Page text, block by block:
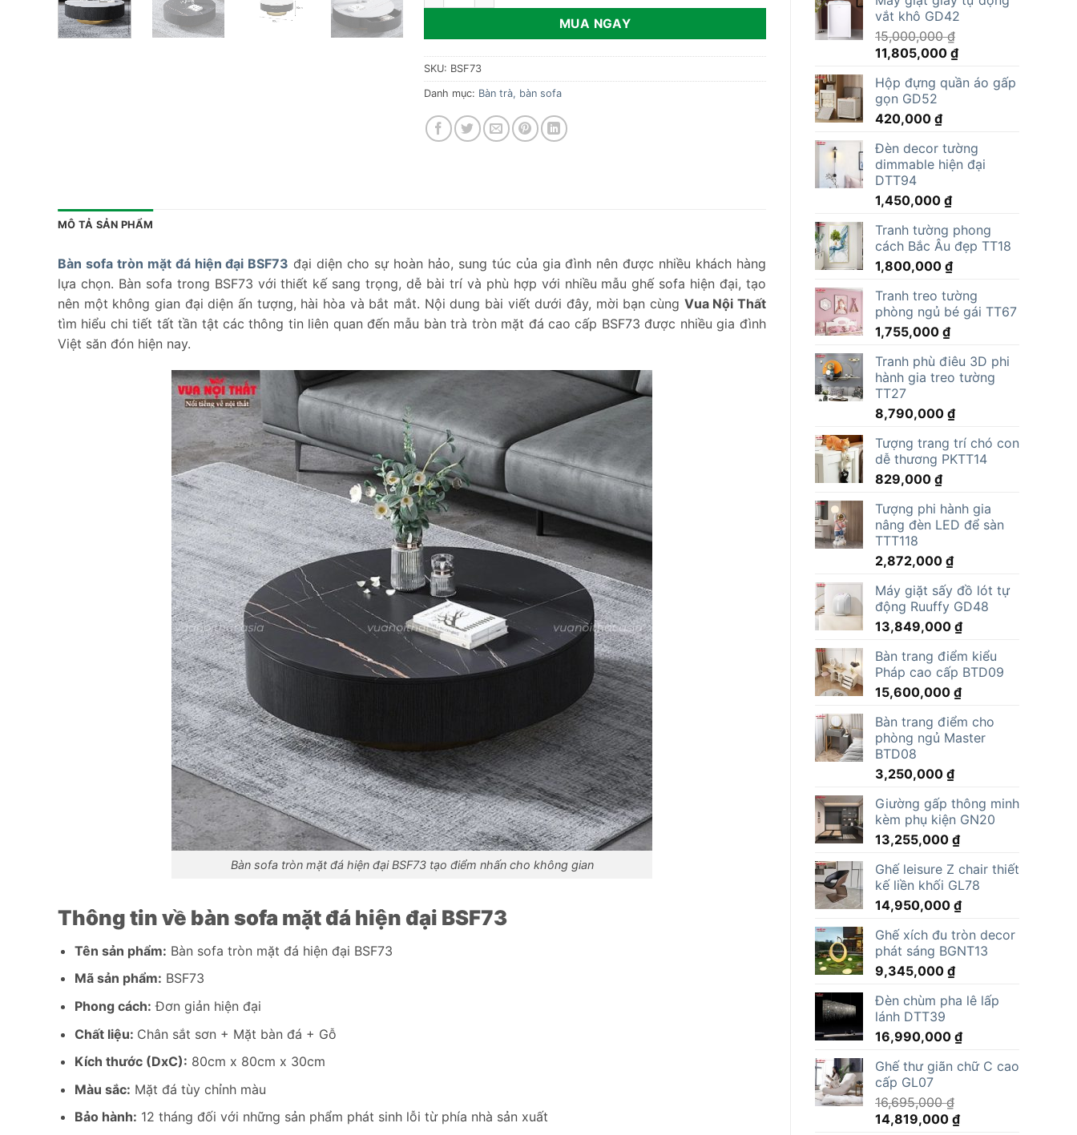
vắt khô GD42
15,000,000₫
Giá
là:
15,000,000 ₫.
11,805,000 ₫Giá
tại
Hộp đựng quần áo gấp
gọn GD52
420,000 ₫
Đèn decor tường
dimmable hiện đại
DTT94
1,450,000 ₫
Tranh tường phong
cách Bắc Âu đẹp TT18
1,800,000 ₫
Tranh treo tường
phòng ngủ bé gái TT67
1,755,000 ₫
Tranh phù điêu 3D phi
hành gia treo tường
TT27
8,790,000 ₫
Tượng trang trí chó con
dễ thương PKTT14
829,000 ₫
Tượng phi hành gia
nâng đèn LED để sàn
TTT118
2,872,000 ₫
Máy giặt sấy đồ lót tự
động Ruuffy GD48
13,849,000 ₫
Bàn trang điểm kiểu
Pháp cao cấp BTD09
15,600,000 ₫
Bàn trang điểm cho
phòng ngủ Master
BTD08
3,250,000 ₫
Giường gấp thông minh
kèm phụ kiện GN20
13,255,000 ₫
Ghế leisure Z chair thiết
kế liền khối GL78
14,950,000 ₫
Ghế xích đu tròn decor
phát sáng BGNT13
9,345,000 ₫
Đèn chùm pha lê lấp
lánh DTT39
16,990,000 ₫
Ghế thư giãn chữ C cao
cấp GL07
16,695,000₫
Giá
14,819,000 ₫Giá
MUA NGAY
SKU: BSF73
Danh mục: Bàn trà, bàn sofa
MÔ TẢ SẢN PHẨM
Bàn sofa tròn mặt đá hiện đại BSF73 đại diện cho sự hoàn hảo, sung túc của gia đình nên được nhiều khách hàng
lựa chọn. Bàn sofa trong BSF73 với thiết kế sang trọng, dễ bài trí và phù hợp với nhiều mẫu ghế sofa hiện đại, tạo
nên một không gian đại diện ấn tượng, hài hòa và bắt mắt. Nội dung bài viết dưới đây, mời bạn cùng Vua Nội Thất
tìm hiểu chi tiết tất tần tật các thông tin liên quan đến mẫu bàn trà tròn mặt đá cao cấp BSF73 được nhiều gia đình
Việt săn đón hiện nay.
Bàn sofa tròn mặt đá hiện đại BSF73 tạo điểm nhấn cho không gian
Thông tin về bàn sofa mặt đá hiện đại BSF73
Tên sản phẩm: Bàn sofa tròn mặt đá hiện đại BSF73
Mã sản phẩm: BSF73
Phong cách: Đơn giản hiện đại
Chất liệu: Chân sắt sơn + Mặt bàn đá + Gỗ
Kích thước (DxC): 80cm x 80cm x 30cm
Màu sắc: Mặt đá tùy chỉnh màu
Bảo hành: 12 tháng đối với những sản phẩm phát sinh lỗi từ phía nhà sản xuất